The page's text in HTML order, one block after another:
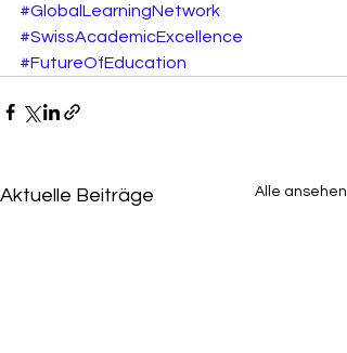
#GlobalLearningNetwork
#SwissAcademicExcellence
#FutureOfEducation
Aktuelle Beiträge Alle ansehen